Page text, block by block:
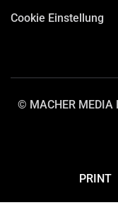
Cookie Einstellung
© MACHER MEDIA
PRINT